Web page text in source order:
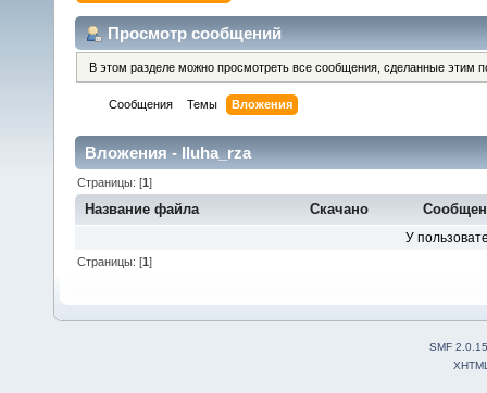
Просмотр сообщений
В этом разделе можно просмотреть все сообщения, сделанные этим
Сообщения Темы Вложения
Вложения - Iluha_rza
Страницы: [1]
Название файла Скачано
У
Страницы: [1]
SMF 2.0.15